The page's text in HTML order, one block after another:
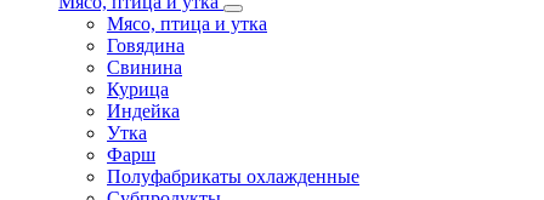
Мясо, птица и утка
Говядина
Свинина
Курица
Индейка
Утка
Фарш
Полуфабрикаты охлажденные